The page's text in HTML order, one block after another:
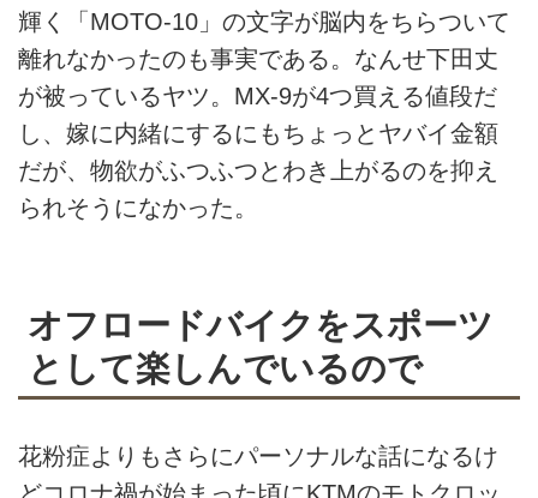
輝く「MOTO-10」の文字が脳内をちらついて
離れなかったのも事実である。なんせ下田丈
が被っているヤツ。MX-9が4つ買える値段だ
し、嫁に内緒にするにもちょっとヤバイ金額
だが、物欲がふつふつとわき上がるのを抑え
られそうになかった。
オフロードバイクをスポーツ
として楽しんでいるので
花粉症よりもさらにパーソナルな話になるけ
どコロナ禍が始まった頃にKTMのモトクロッ